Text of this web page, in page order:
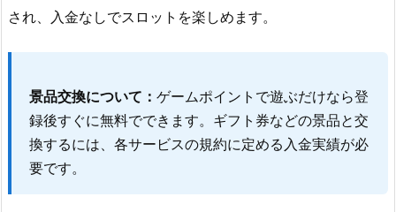
され、入金なしでスロットを楽しめます。
景品交換について： ゲームポイントで遊ぶだけなら登
録後すぐに無料でできます。ギフト券などの景品と交
換するには、各サービスの規約に定める入金実績が必
要です。